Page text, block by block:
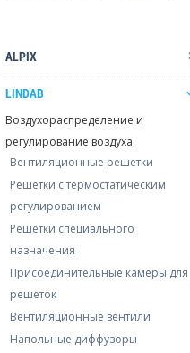
ALPIX
LINDAB
Воздухораспределение и
регулирование воздуха
Вентиляционные решетки
Решетки с термостатическим
регулированием
Решетки специального
назначения
Присоединительные камеры для
решеток
Вентиляционные вентили
Напольные диффузоры